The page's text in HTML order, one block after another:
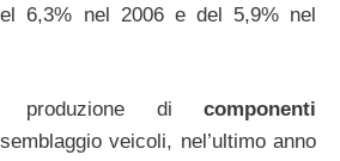
6,3% nel 2006 e del 5,9% nel
produzione di componenti
veicoli, nel’ultimo anno